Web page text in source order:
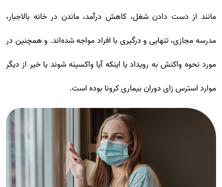
مانند از دست دادن شغل، کاهش درآمد، ماندن در خانه بالاجبار،
مدرسه مجازی، تنهایی و درگیری با افراد مواجه شده‌اند. و همچنین در
مورد نحوه واکنش به رویداد یا اینکه آیا واکسینه شوند یا خیر از دیگر
موارد استرس زای دوران بیماری کرونا بوده است.